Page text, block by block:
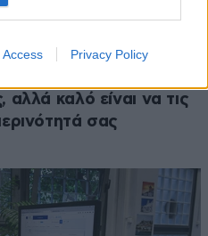
Access Privacy Policy
καλό είναι να τις
σας